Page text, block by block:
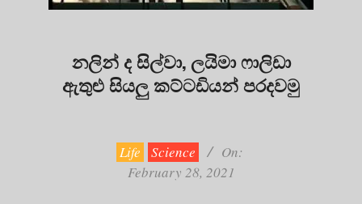
නලින් ද සිල්වා, ලයිමා ෆාලිඩා
ඇතුළු සියලු කට්ටඩියන් පරදවමු
Life Science
On:
February 28, 2021